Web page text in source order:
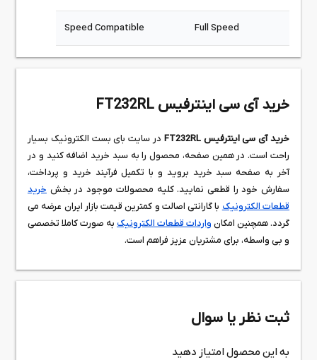
Speed Compatible Full Speed
خرید آی سی اینترفیس FT232RL
خرید آی سی اینترفیس FT232RL
در سایت بای بست الکترونیک بسیار
راحت است. در همین صفحه، محصول را به سبد خرید اضافه کنید و در
آخر به صفحه سبد خرید بروید و با تکمیل فرآیند خرید و پرداخت،
سفارش خود را قطعی نمایید. کلیه محصولات موجود در بخش خرید
قطعات الکترونیک با گارانتی اصالت و کمترین قیمت بازار ایران عرضه می
گردد. همچنین امکان واردات قطعات الکترونیک به صورت کاملا تخصصی
و بی واسطه، برای مشتریان عزیز فراهم است.
ثبت نظر یا سوال
به این محصول امتیاز دهید